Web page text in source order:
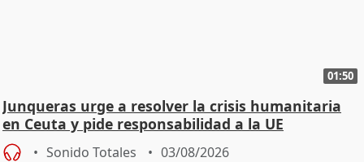
01:50
Junqueras urge a resolver la crisis humanitaria
en Ceuta y pide responsabilidad a la UE
Sonido Totales 03/08/2026